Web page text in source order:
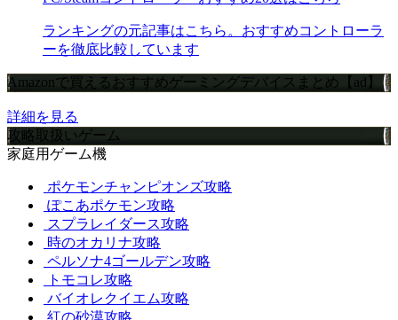
ランキングの元記事はこちら。おすすめコントローラ
ーを徹底比較しています
Amazonで買えるおすすめゲーミングデバイスまとめ【ad】
詳細を見る
攻略取扱いゲーム
家庭用ゲーム機
ポケモンチャンピオンズ攻略
ぽこあポケモン攻略
スプラレイダース攻略
時のオカリナ攻略
ペルソナ4ゴールデン攻略
トモコレ攻略
バイオレクイエム攻略